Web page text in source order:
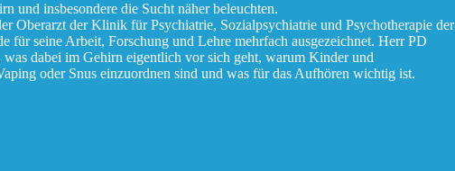
und insbesondere die Sucht näher beleuchten.
Oberarzt der Klinik für Psychiatrie, Sozialpsychiatrie und Psychotherapie der
seine Arbeit, Forschung und Lehre mehrfach ausgezeichnet. Herr PD
dabei im Gehirn eigentlich vor sich geht, warum Kinder und
oder Snus einzuordnen sind und was für das Aufhören wichtig ist.